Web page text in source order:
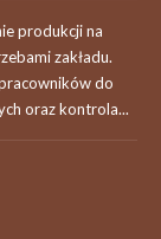
produkcji na
zakładu.
do
oraz kontrola...